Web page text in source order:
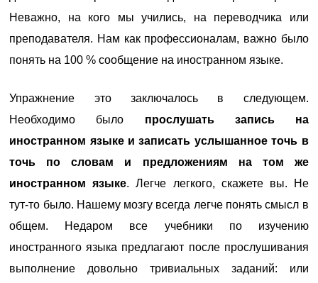
Неважно, на кого мы учились, на переводчика или
преподавателя. Нам как профессионалам, важно было
понять на 100 % сообщение на иностранном языке.
Упражнение это заключалось в следующем.
Необходимо было прослушать запись на
иностранном языке и записать услышанное точь в
точь по словам и предложениям на том же
иностранном языке. Легче легкого, скажете вы. Не
тут-то было. Нашему мозгу всегда легче понять смысл в
общем. Недаром все учебники по изучению
иностранного языка предлагают после прослушивания
выполнение довольно тривиальных заданий: или